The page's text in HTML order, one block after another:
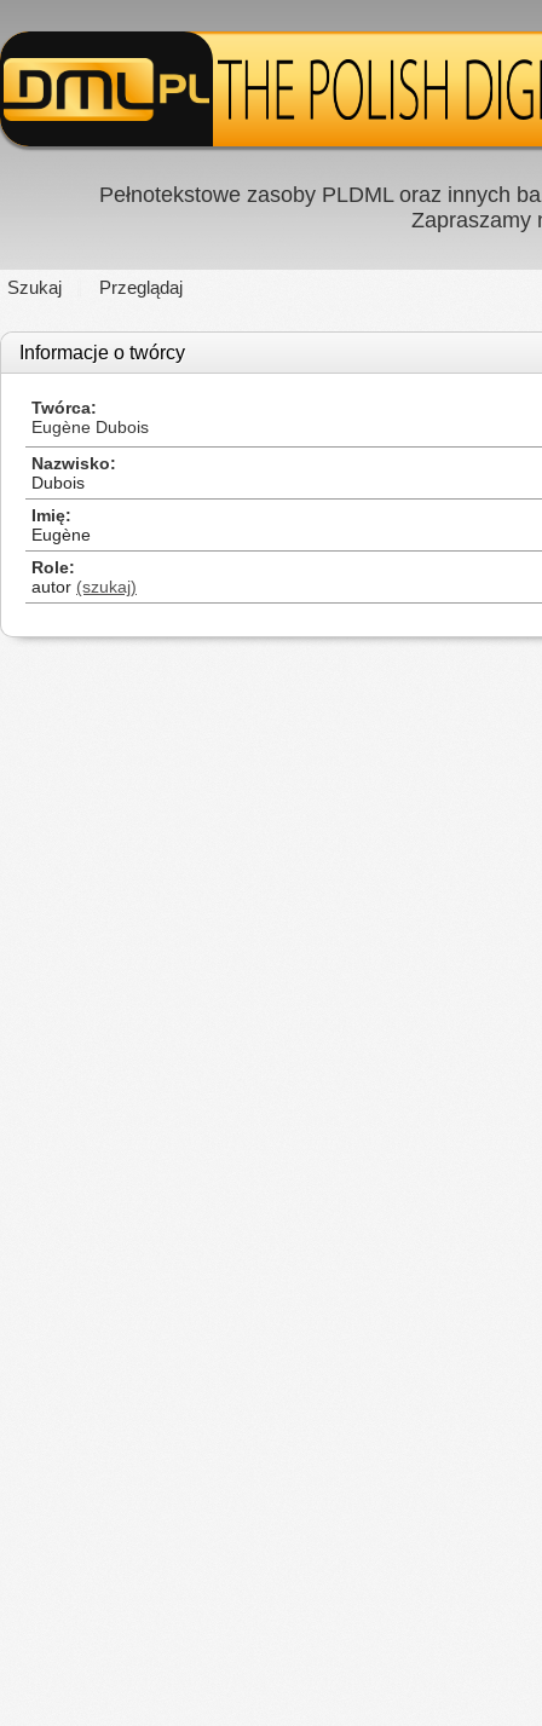
Pełnotekstowe zasoby PLDML oraz innych
Zapraszamy
Szukaj Przeglądaj
Informacje o twórcy
Twórca
Eugène Dubois
Nazwisko
Dubois
Imię
Eugène
Role
autor (szukaj)